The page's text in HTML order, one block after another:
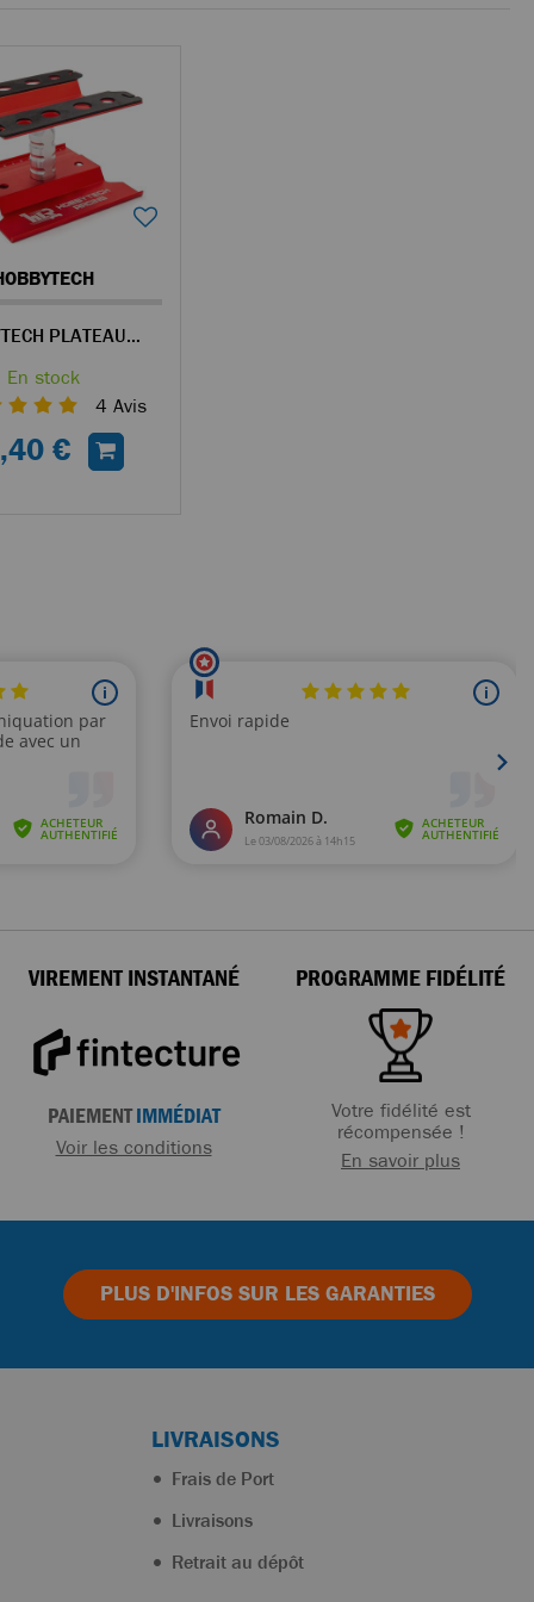
HOBBYTECH PLATEAU TOURNANT EN ALUMINIUM ROUGE
En stock
4 Avis
€
VIREMENT INSTANTANÉ
PAIEMENTIMMÉDIAT
Voir les conditions
PROGRAMME FIDÉLITÉ
Votre fidélité est
récompensée !
En savoir plus
PLUS D'INFOSSUR LES GARANTIES
LIVRAISONS
Frais de Port
Livraisons
Retrait au dépôt